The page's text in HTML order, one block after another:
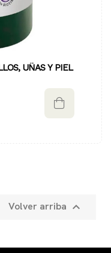
UÑAS Y PIEL
Volver arriba 